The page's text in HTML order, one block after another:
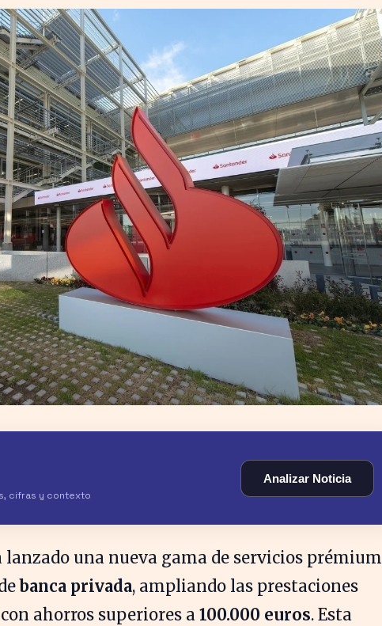
cifras y contexto
Analizar Noticia
lanzado una nueva gama de servicios prémium
banca privada, ampliando las prestaciones
ahorros superiores a 100.000 euros. Esta